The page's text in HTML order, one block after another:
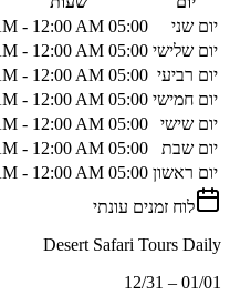
יום שני
05:00 AM - 12:00 AM
יום שלישי 05:00 AM - 12:00 AM
יום רביעי 05:00 AM - 12:00 AM
יום חמישי 05:00 AM - 12:00 AM
יום שישי
05:00 AM - 12:00 AM
יום שבת
05:00 AM - 12:00 AM
יום ראשון 05:00 AM - 12:00 AM
לוח זמנים עונתי
Desert Safari Tours Daily
01/01 – 12/31